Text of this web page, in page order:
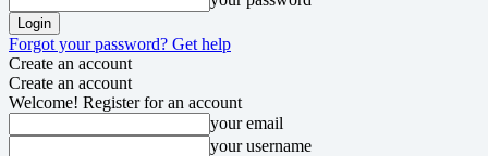
Forgot your password? Get help
Create an account
Create an account
Welcome! Register for an account
your email
your username